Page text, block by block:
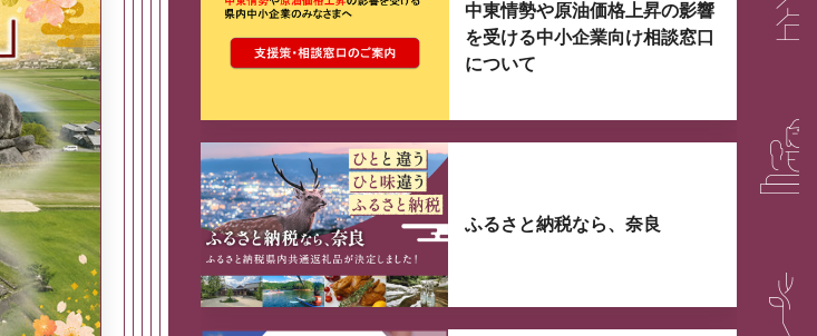
「県民だより奈良」
月号
奈良県政策集
中東情勢や原油価格上昇の影響
を受ける中小企業向け相談窓口
について
ふるさと納税なら、奈良